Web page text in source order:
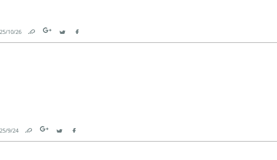
Facebook
Twitter
Link
26‏/10‏/2025
Facebook
Twitter
Link
24‏/9‏/2025